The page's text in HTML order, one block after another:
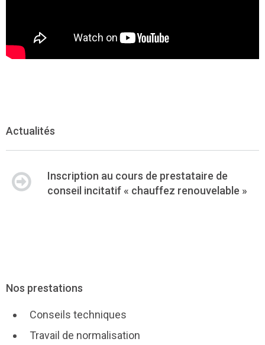
Actualités
Inscription au cours de prestataire de
conseil incitatif « chauffez renouvelable »
Nos prestations
Conseils techniques
Travail de normalisation